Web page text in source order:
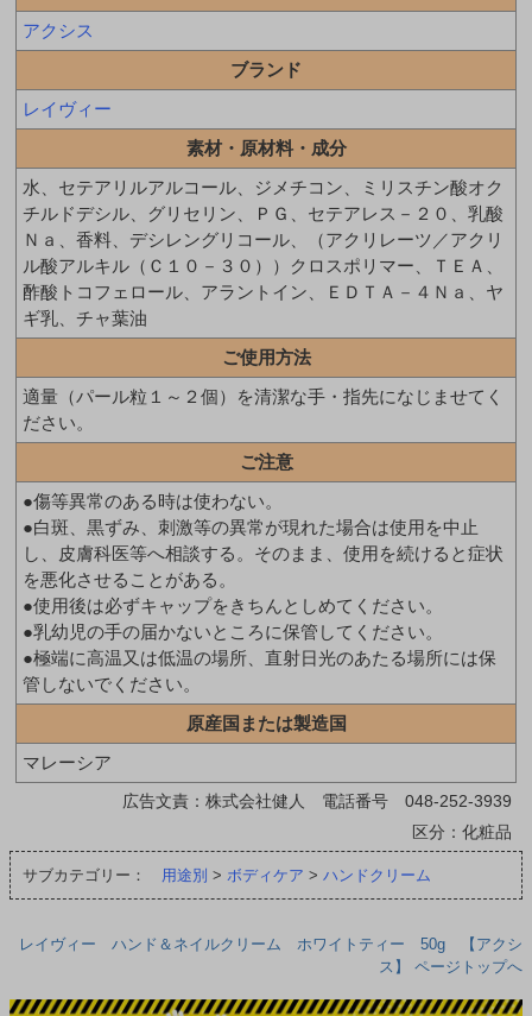
アクシス
ブランド
レイヴィー
素材・原材料・成分
水、セテアリルアルコール、ジメチコン、ミリスチン酸オク
チルドデシル、グリセリン、ＰＧ、セテアレス－２０、乳酸
Ｎａ、香料、デシレングリコール、（アクリレーツ／アクリ
ル酸アルキル（Ｃ１０－３０））クロスポリマー、ＴＥＡ、
酢酸トコフェロール、アラントイン、ＥＤＴＡ－４Ｎａ、ヤ
ギ乳、チャ葉油
ご使用方法
適量（パール粒１～２個）を清潔な手・指先になじませてく
ださい。
ご注意
●傷等異常のある時は使わない。
●白斑、黒ずみ、刺激等の異常が現れた場合は使用を中止
し、皮膚科医等へ相談する。そのまま、使用を続けると症状
を悪化させることがある。
●使用後は必ずキャップをきちんとしめてください。
●乳幼児の手の届かないところに保管してください。
●極端に高温又は低温の場所、直射日光のあたる場所には保
管しないでください。
原産国または製造国
マレーシア
広告文責：株式会社健人 電話番号 048-252-3939
区分：化粧品
サブカテゴリー： 用途別 > ボディケア > ハンドクリーム
レイヴィー ハンド＆ネイルクリーム ホワイトティー 50g 【アクシ
ス】 ページトップへ